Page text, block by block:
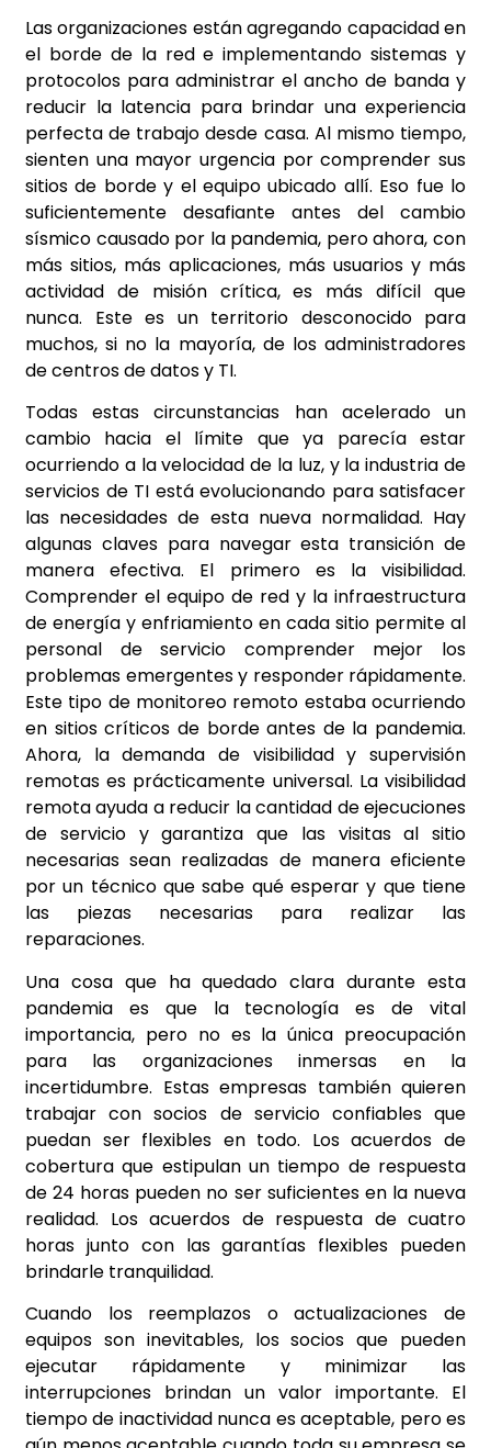
Las organizaciones están agregando capacidad en
el borde de la red e implementando sistemas y
protocolos para administrar el ancho de banda y
reducir la latencia para brindar una experiencia
perfecta de trabajo desde casa. Al mismo tiempo,
sienten una mayor urgencia por comprender sus
sitios de borde y el equipo ubicado allí. Eso fue lo
suficientemente desafiante antes del cambio
sísmico causado por la pandemia, pero ahora, con
más sitios, más aplicaciones, más usuarios y más
actividad de misión crítica, es más difícil que
nunca. Este es un territorio desconocido para
muchos, si no la mayoría, de los administradores
de centros de datos y TI.
Todas estas circunstancias han acelerado un
cambio hacia el límite que ya parecía estar
ocurriendo a la velocidad de la luz, y la industria de
servicios de TI está evolucionando para satisfacer
las necesidades de esta nueva normalidad. Hay
algunas claves para navegar esta transición de
manera efectiva. El primero es la visibilidad.
Comprender el equipo de red y la infraestructura
de energía y enfriamiento en cada sitio permite al
personal de servicio comprender mejor los
problemas emergentes y responder rápidamente.
Este tipo de monitoreo remoto estaba ocurriendo
en sitios críticos de borde antes de la pandemia.
Ahora, la demanda de visibilidad y supervisión
remotas es prácticamente universal. La visibilidad
remota ayuda a reducir la cantidad de ejecuciones
de servicio y garantiza que las visitas al sitio
necesarias sean realizadas de manera eficiente
por un técnico que sabe qué esperar y que tiene
las piezas necesarias para realizar las
reparaciones.
Una cosa que ha quedado clara durante esta
pandemia es que la tecnología es de vital
importancia, pero no es la única preocupación
para las organizaciones inmersas en la
incertidumbre. Estas empresas también quieren
trabajar con socios de servicio confiables que
puedan ser flexibles en todo. Los acuerdos de
cobertura que estipulan un tiempo de respuesta
de 24 horas pueden no ser suficientes en la nueva
realidad. Los acuerdos de respuesta de cuatro
horas junto con las garantías flexibles pueden
brindarle tranquilidad.
Cuando los reemplazos o actualizaciones de
equipos son inevitables, los socios que pueden
ejecutar rápidamente y minimizar las
interrupciones brindan un valor importante. El
tiempo de inactividad nunca es aceptable, pero es